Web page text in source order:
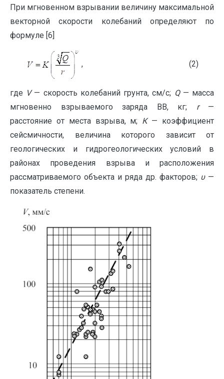
При мгновенном взрывании величину максимальной
векторной скорости колебаний определяют по
формуле [6]
, (2)
где V— скорость колебаний грунта, см/с; Q— масса
мгновенно взрываемого заряда ВВ, кг; r—
расстояние от места взрыва, м; К— коэффициент
сейсмичности, величина которого зависит от
геологических и гидрогеологических условий в
районах проведения взрыва и расположения
рассматриваемого объекта и ряда др. факторов; υ—
показатель степени.